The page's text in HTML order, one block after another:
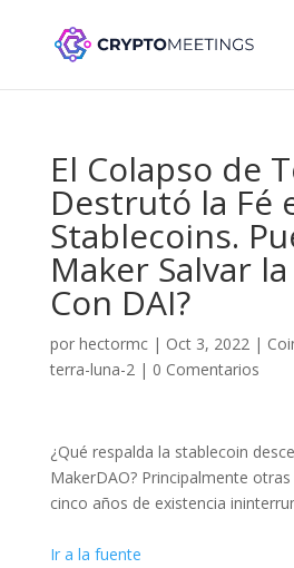
El Colapso de
Destrutó la Fé
Stablecoins.
Maker Salvar
Con DAI?
por hectormc| Oct 3, 2022|
terra-luna-2| 0 Comentarios
¿Qué respalda la stablecoin
MakerDAO? Principalmente
cinco años de existencia
Ir a la fuente